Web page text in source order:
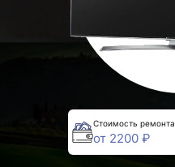
Стоимость ремонта
от 2200 ₽